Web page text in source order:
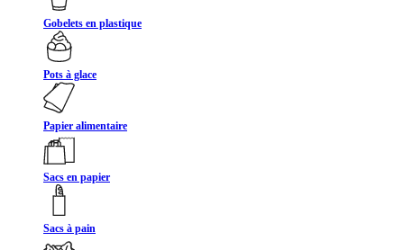
Gobelets en plastique
Pots à glace
Papier alimentaire
Sacs en papier
Sacs à pain